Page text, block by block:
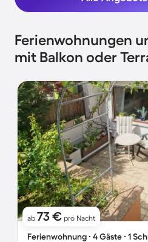
Ferienwohnungen
mit Balkon oder
ab 73 € pro Nacht
Ferienwohnung ∙ 4 Gäste ∙ 1